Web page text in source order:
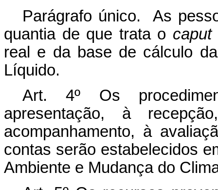
Parágrafo único. As
quantia de que trata o caput
real e da base de cálculo
Líquido.
Art. 4º Os
apresentação, à
acompanhamento, à
contas serão estabelecidos
Ambiente e Mudança do